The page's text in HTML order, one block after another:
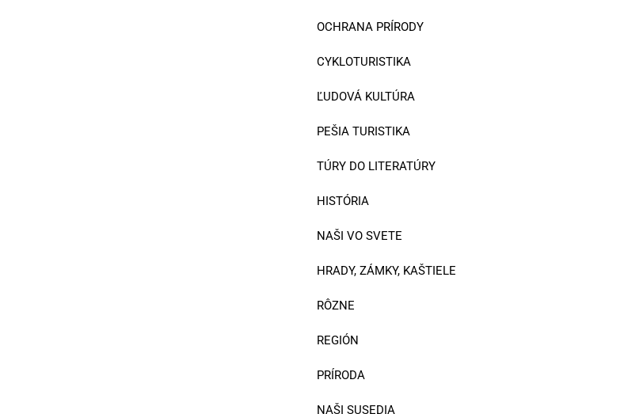
OCHRANA PRÍRODY
CYKLOTURISTIKA
ĽUDOVÁ KULTÚRA
PEŠIA TURISTIKA
TÚRY DO LITERATÚRY
HISTÓRIA
NAŠI VO SVETE
HRADY, ZÁMKY, KAŠTIELE
RÔZNE
REGIÓN
PRÍRODA
NAŠI SUSEDIA